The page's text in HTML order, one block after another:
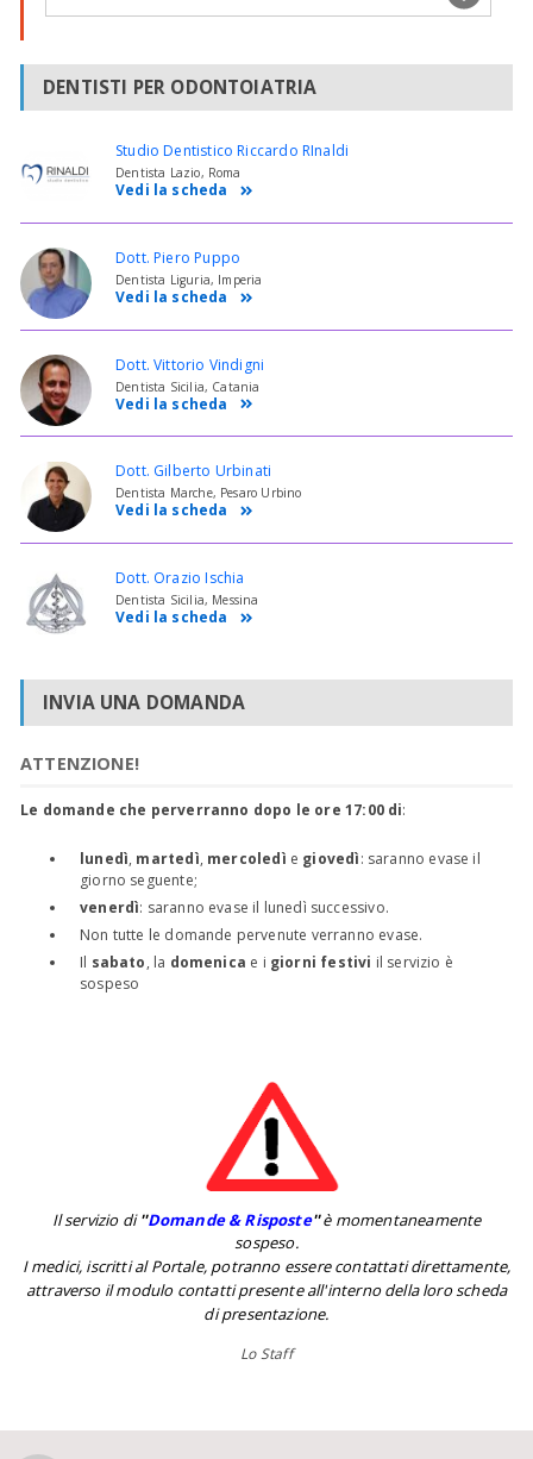
DENTISTI PER ODONTOIATRIA
Studio Dentistico Riccardo RInaldi
Dentista Lazio, Roma
Vedi la scheda
Dott. Piero Puppo
Dentista Liguria, Imperia
Vedi la scheda
Dott. Vittorio Vindigni
Dentista Sicilia, Catania
Vedi la scheda
Dott. Gilberto Urbinati
Dentista Marche, Pesaro Urbino
Vedi la scheda
Dott. Orazio Ischia
Dentista Sicilia, Messina
Vedi la scheda
INVIA UNA DOMANDA
ATTENZIONE!
Le domande che perverranno dopo le ore 17:00 di:
lunedì, martedì, mercoledì e giovedì: saranno evase il
giorno seguente;
venerdì: saranno evase il lunedì successivo.
Non tutte le domande pervenute verranno evase.
Il sabato, la domenica e i giorni festivi il servizio è
sospeso
Il servizio di''Domande & Risposte''è momentaneamente
sospeso.
I medici, iscritti al Portale, potranno essere contattati direttamente,
attraverso il modulo contatti presente all'interno della loro scheda
di presentazione.
Lo Staff